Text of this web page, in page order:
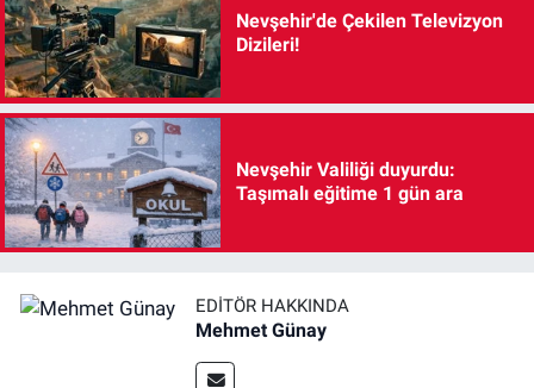
Nevşehir'de Çekilen Televizyon
Dizileri!
Nevşehir Valiliği duyurdu:
Taşımalı eğitime 1 gün ara
EDITÖR HAKKINDA
Mehmet Günay